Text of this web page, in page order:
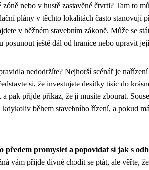
nebo v hustě zastavěné čtvrti? Tam to
plány v těchto lokalitách často stanovují
v běžném stavebním zákoně. Může se
posunout ještě dál od hranice nebo upravit
nedodržíte? Nejhorší scénář je nařízení
si, že investujete desítky tisíc do
a pak přijde příkaz, že ji musíte zbourat.
kdykoliv během stavebního řízení, a pokud
předem promyslet a popovídat si jak s
vám přijde divné chodit se ptát, ale věřte,